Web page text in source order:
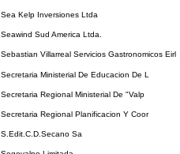
Sea Kelp Inversiones Ltda
Seawind Sud America Ltda.
Sebastian Villarreal Servicios Gastronomicos Eirl
Secretaria Ministerial De Educacion De L
Secretaria Regional Ministerial De "Valp
Secretaria Regional Planificacion Y Coor
S.Edit.C.D.Secano Sa